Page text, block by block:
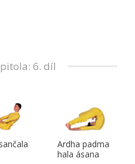
6. díl
Ardha padma
hala ásana